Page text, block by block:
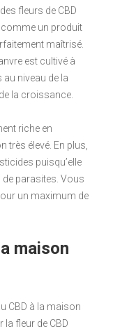
fleurs de CBD
comme un produit
maîtrisé.
est cultivé à
au niveau de la
la croissance.
riche en
très élevé. En plus,
puisqu’elle
de parasites. Vous
un maximum de
maison
CBD à la maison
fleur de CBD